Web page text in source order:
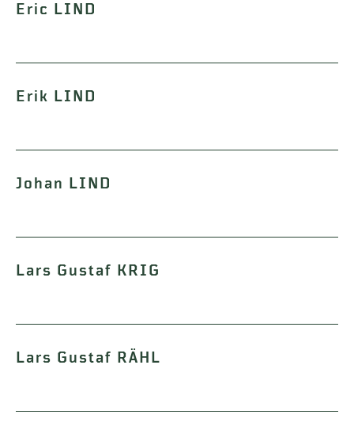
Eric LIND
Erik LIND
Johan LIND
Lars Gustaf KRIG
Lars Gustaf RÄHL